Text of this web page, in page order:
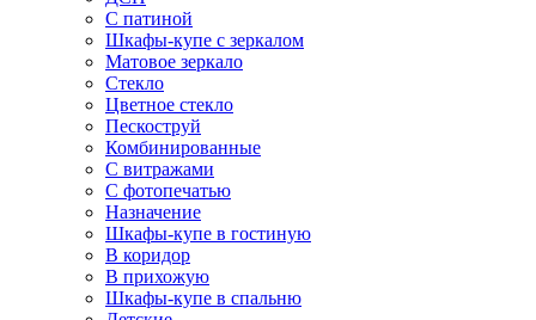
С патиной
Шкафы-купе с зеркалом
Матовое зеркало
Стекло
Цветное стекло
Пескоструй
Комбинированные
С витражами
С фотопечатью
Назначение
Шкафы-купе в гостиную
В коридор
В прихожую
Шкафы-купе в спальню